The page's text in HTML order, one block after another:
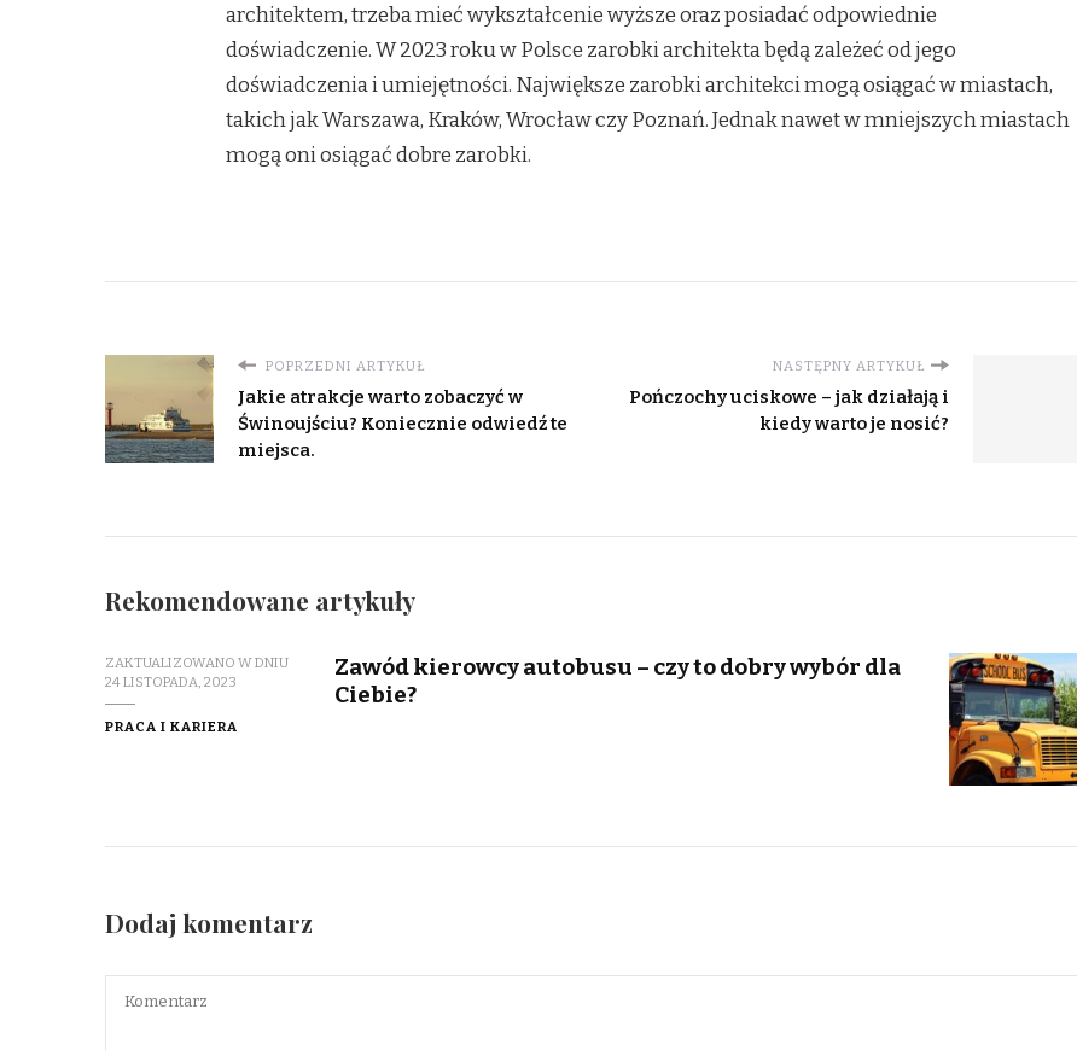
architektem, trzeba mieć wykształcenie wyższe oraz posiadać odpowiednie
doświadczenie. W 2023 roku w Polsce zarobki architekta będą zależeć od jego
doświadczenia i umiejętności. Największe zarobki architekci mogą osiągać w miastach,
takich jak Warszawa, Kraków, Wrocław czy Poznań. Jednak nawet w mniejszych miastach
mogą oni osiągać dobre zarobki.
POPRZEDNI ARTYKUŁ
Jakie atrakcje warto zobaczyć w
Świnoujściu? Koniecznie odwiedź te
miejsca.
NASTĘPNY ARTYKUŁ
Pończochy uciskowe – jak działają i
kiedy warto je nosić?
Rekomendowane artykuły
ZAKTUALIZOWANO W DNIU
24 LISTOPADA, 2023
PRACA I KARIERA
Zawód kierowcy autobusu – czy to dobry wybór dla
Ciebie?
Dodaj komentarz